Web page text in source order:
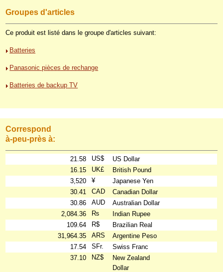
Groupes d'articles
Ce produit est listé dans le groupe d'articles suivant:
Batteries
Panasonic pièces de rechange
Batteries de backup TV
Correspond
à-peu-près à:
21.58 US$
US Dollar
16.15
UK£
British Pound
3,520
¥
Japanese Yen
30.41
CAD
Canadian Dollar
30.86
AUD
Australian Dollar
2,084.36
₨
Indian Rupee
109.64
R$
Brazilian Real
31,964.35
ARS
Argentine Peso
17.54
SFr.
Swiss Franc
37.10
NZ$
New Zealand
Dollar